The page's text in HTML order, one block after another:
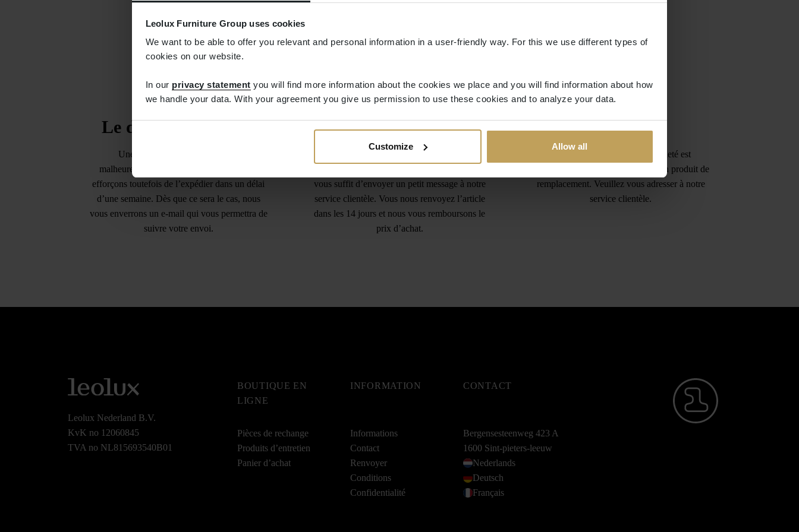
Leolux Furniture Group uses cookies
We want to be able to offer you relevant and personal information in a user-friendly way. For this we use different types of
cookies on our website.
In our privacy statement you will find more information about the cookies we place and you will find information about how
we handle your data. With your agreement you give us permission to use these cookies and to analyze your data.
Customize Allow all
Le délai de livraison
Une livraison le lendemain n’est
malheureusement pas possible. Nous nous
efforçons toutefois de l’expédier dans un délai
d’une semaine. Dès que ce sera le cas, nous
vous enverrons un e-mail qui vous permettra de
suivre votre envoi.
Retours gratuits
Vous avez commandé trop d’articles ? Vous
vous suffit d’envoyer un petit message à notre
service clientèle. Vous nous renvoyez l’article
dans les 14 jours et nous vous remboursons le
prix d’achat.
Garantie
Si le produit que vous avez acheté est
défectueux, nous vous fournirons un produit de
remplacement. Veuillez vous adresser à notre
service clientèle.
Leolux Nederland B.V.
KvK no 12060845
TVA no NL815693540B01
BOUTIQUE EN
LIGNE
Pièces de rechange
Produits d’entretien
Panier d’achat
INFORMATION
Informations
Contact
Renvoyer
Conditions
Confidentialité
CONTACT
Bergensesteenweg 423 A
1600 Sint-pieters-leeuw
Nederlands
Deutsch
Français